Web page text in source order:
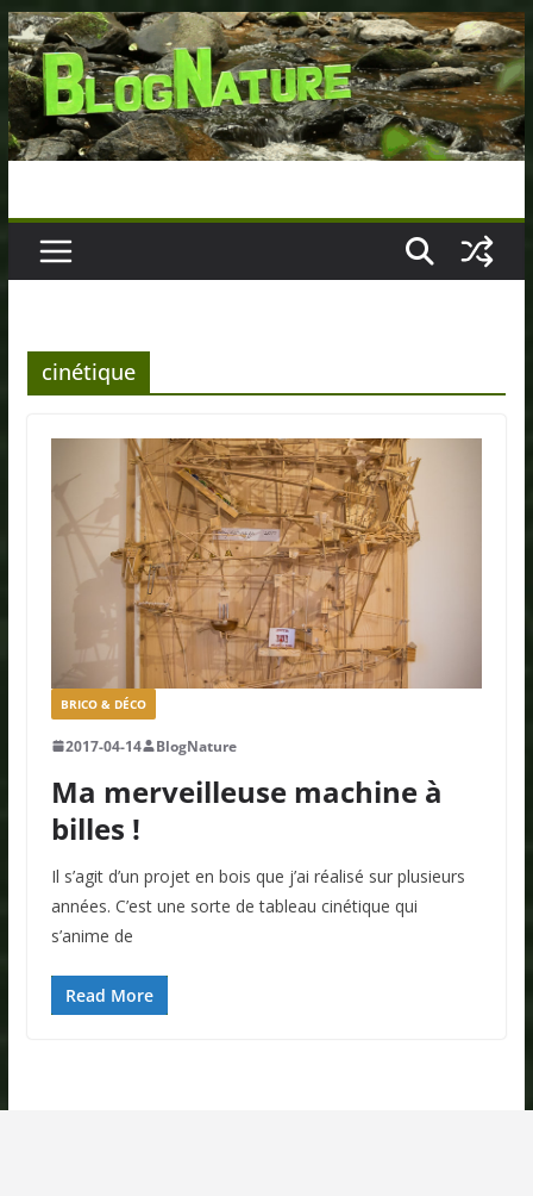
Passer
au
contenu
cinétique
BRICO & DÉCO
2017-04-14 BlogNature
Ma merveilleuse machine à
billes !
Il s’agit d’un projet en bois que j’ai réalisé sur plusieurs
années. C’est une sorte de tableau cinétique qui
s’anime de
Read More